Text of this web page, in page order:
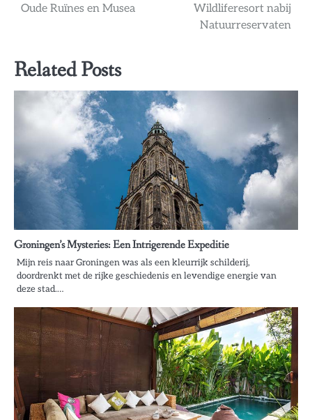
Oude Ruïnes en Musea
Wildliferesort nabij
Natuurreservaten
Related Posts
Groningen’s Mysteries: Een Intrigerende Expeditie
Mijn reis naar Groningen was als een kleurrijk schilderij,
doordrenkt met de rijke geschiedenis en levendige energie van
deze stad.…